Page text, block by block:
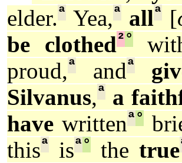
elder.ª Yea,ª allª [
be clothed²°
proud,ª andª
Silvanus,ª a
have writtenª°
thisª isª°the true